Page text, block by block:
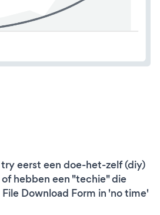
eerst een doe-het-zelf (diy)
hebben een "techie" die
Download Form in 'no time'